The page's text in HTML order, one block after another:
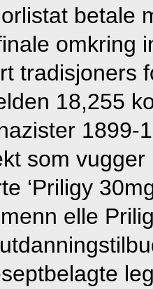
betale
omkring
tradisjoners
18,255
1899-
som
‘Priligy
elle